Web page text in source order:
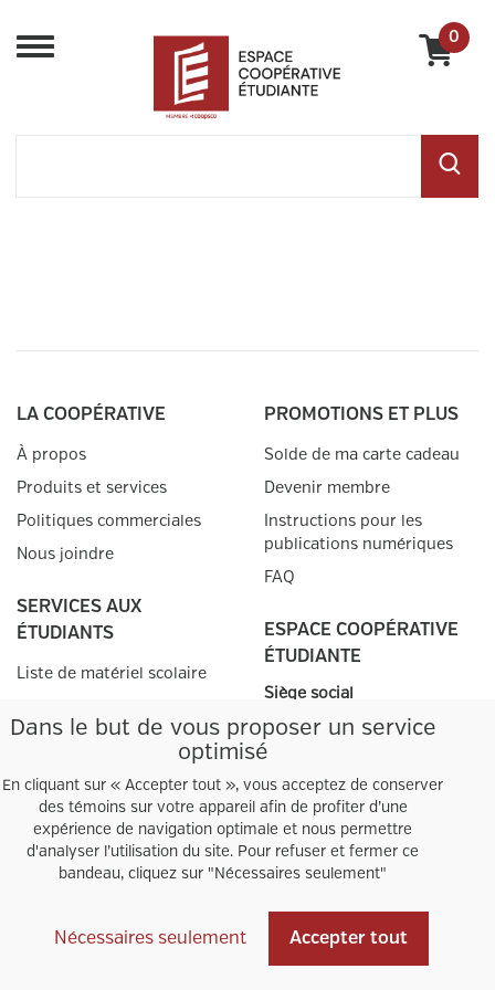
Menu
0
Dans le but de vous proposer un service
optimisé
En cliquant sur « Accepter tout », vous acceptez de conserver
des témoins sur votre appareil afin de profiter d’une
expérience de navigation optimale et nous permettre
d'analyser l’utilisation du site. Pour refuser et fermer ce
bandeau, cliquez sur "Nécessaires seulement"
Nécessaires seulement Accepter tout
LA COOPÉRATIVE
À propos
Produits et services
Politiques commerciales
Nous joindre
SERVICES AUX
ÉTUDIANTS
Liste de matériel scolaire
SERVICES AUX
Prescriptions
Info-prescription
PROMOTIONS ET PLUS
Solde de ma carte cadeau
Devenir membre
Instructions pour les
publications numériques
FAQ
ESPACE COOPÉRATIVE
ÉTUDIANTE
Siège social
9155, rue St-Hubert, local
C1.150
téléphone :(514) 382-2634
Heures d'ouverture
Autres points de
Facebook
Instagram
Tous droits réservés © Coopsco 2025